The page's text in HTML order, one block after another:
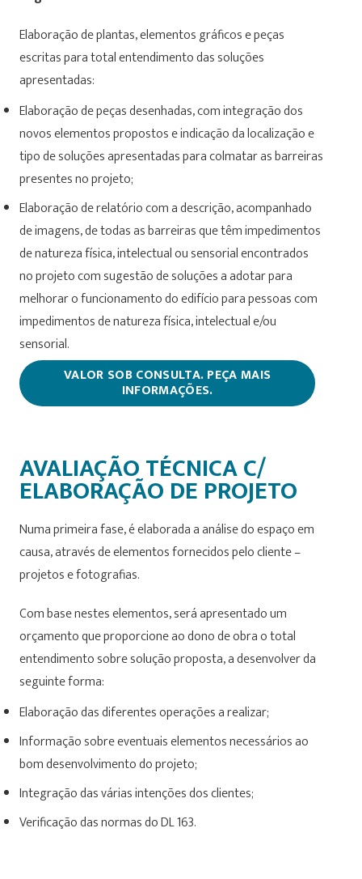
Elaboração de plantas, elementos gráficos e peças
escritas para total entendimento das soluções
apresentadas:
Elaboração de peças desenhadas, com integração dos
novos elementos propostos e indicação da localização e
tipo de soluções apresentadas para colmatar as barreiras
presentes no projeto;
Elaboração de relatório com a descrição, acompanhado
de imagens, de todas as barreiras que têm impedimentos
de natureza física, intelectual ou sensorial encontrados
no projeto com sugestão de soluções a adotar para
melhorar o funcionamento do edifício para pessoas com
impedimentos de natureza física, intelectual e/ou
sensorial.
VALOR SOB CONSULTA. PEÇA MAIS
INFORMAÇÕES.
AVALIAÇÃO TÉCNICA C/
ELABORAÇÃO DE PROJETO
Numa primeira fase, é elaborada a análise do espaço em
causa, através de elementos fornecidos pelo cliente –
projetos e fotografias.
Com base nestes elementos, será apresentado um
orçamento que proporcione ao dono de obra o total
entendimento sobre solução proposta, a desenvolver da
seguinte forma:
Elaboração das diferentes operações a realizar;
Informação sobre eventuais elementos necessários ao
bom desenvolvimento do projeto;
Integração das várias intenções dos clientes;
Verificação das normas do DL 163.